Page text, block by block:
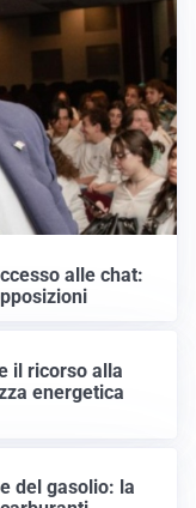
alle chat:
il ricorso alla
energetica
del gasolio: la